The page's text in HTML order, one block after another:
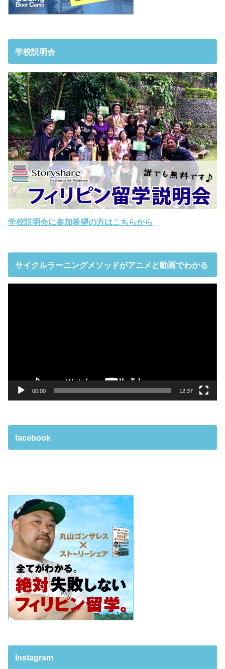
学校説明会
学校説明会に参加希望の方はこちらから
サイクルラーニングメソッドがアニメと動画でわかる
00:00 12:37
facebook
Instagram